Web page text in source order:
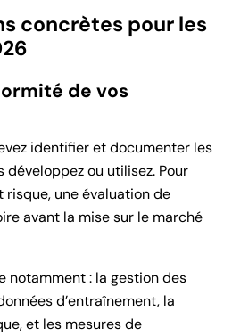
concrètes pour les
de vos
identifier et documenter les
développez ou utilisez. Pour
une évaluation de
avant la mise sur le marché
notamment : la gestion des
d’entraînement, la
et les mesures de